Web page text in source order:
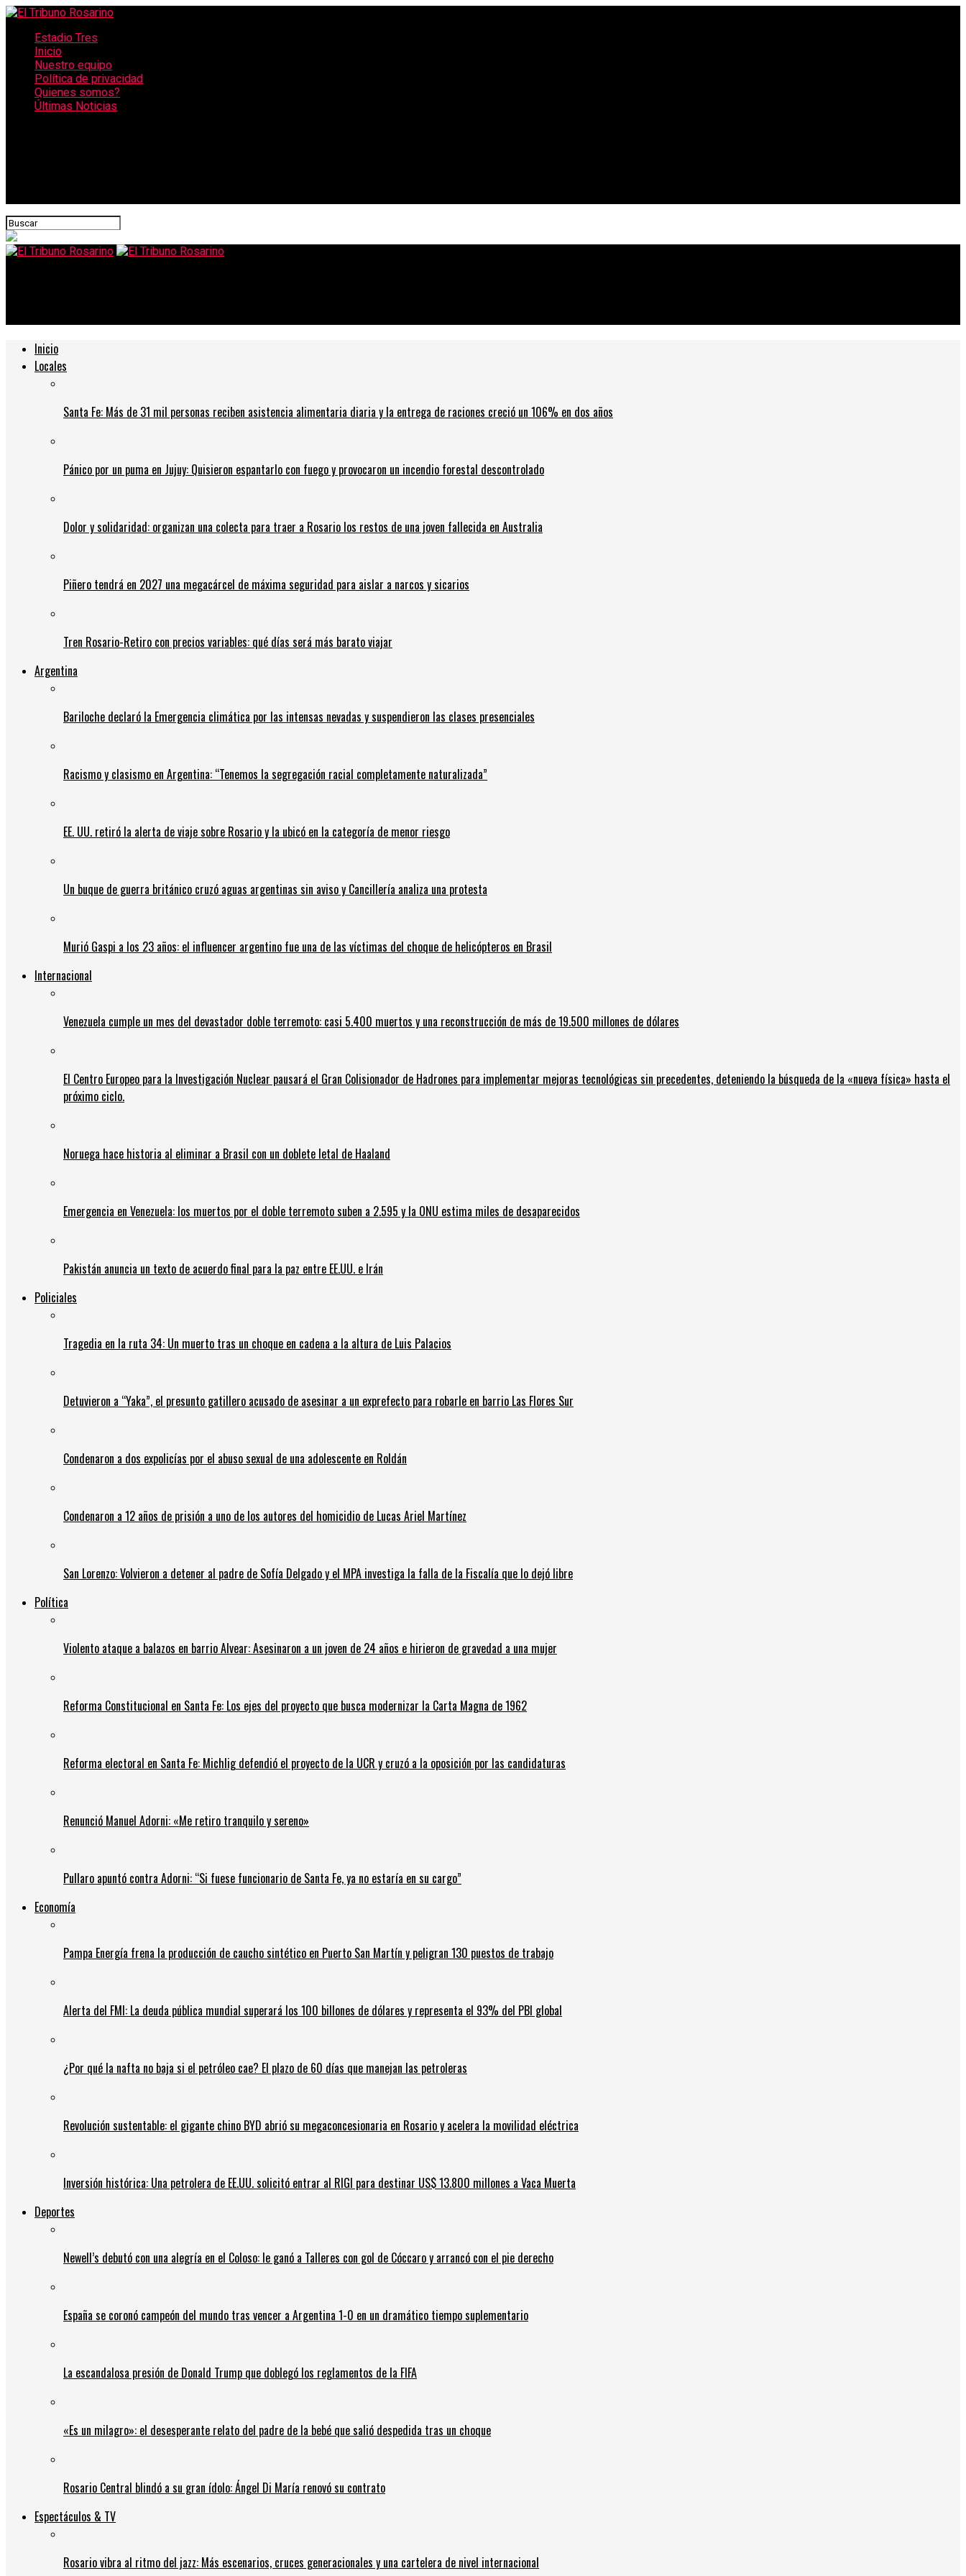
Estadio Tres
Inicio
Nuestro equipo
Política de privacidad
Quienes somos?
Últimas Noticias
Inicio
Locales
Santa Fe: Más de 31 mil personas reciben asistencia alimentaria diaria y la entrega de raciones creció un 106% en dos años
Pánico por un puma en Jujuy: Quisieron espantarlo con fuego y provocaron un incendio forestal descontrolado
Dolor y solidaridad: organizan una colecta para traer a Rosario los restos de una joven fallecida en Australia
Piñero tendrá en 2027 una megacárcel de máxima seguridad para aislar a narcos y sicarios
Tren Rosario-Retiro con precios variables: qué días será más barato viajar
Argentina
Bariloche declaró la Emergencia climática por las intensas nevadas y suspendieron las clases presenciales
Racismo y clasismo en Argentina: “Tenemos la segregación racial completamente naturalizada”
EE. UU. retiró la alerta de viaje sobre Rosario y la ubicó en la categoría de menor riesgo
Un buque de guerra británico cruzó aguas argentinas sin aviso y Cancillería analiza una protesta
Murió Gaspi a los 23 años: el influencer argentino fue una de las víctimas del choque de helicópteros en Brasil
Internacional
Venezuela cumple un mes del devastador doble terremoto: casi 5.400 muertos y una reconstrucción de más de 19.500 millones de dólares
El Centro Europeo para la Investigación Nuclear pausará el Gran Colisionador de Hadrones para implementar mejoras tecnológicas sin precedentes, deteniendo la búsqueda de la «nueva física» hasta el
próximo ciclo.
Noruega hace historia al eliminar a Brasil con un doblete letal de Haaland
Emergencia en Venezuela: los muertos por el doble terremoto suben a 2.595 y la ONU estima miles de desaparecidos
Pakistán anuncia un texto de acuerdo final para la paz entre EE.UU. e Irán
Policiales
Tragedia en la ruta 34: Un muerto tras un choque en cadena a la altura de Luis Palacios
Detuvieron a “Yaka”, el presunto gatillero acusado de asesinar a un exprefecto para robarle en barrio Las Flores Sur
Condenaron a dos expolicías por el abuso sexual de una adolescente en Roldán
Condenaron a 12 años de prisión a uno de los autores del homicidio de Lucas Ariel Martínez
San Lorenzo: Volvieron a detener al padre de Sofía Delgado y el MPA investiga la falla de la Fiscalía que lo dejó libre
Política
Violento ataque a balazos en barrio Alvear: Asesinaron a un joven de 24 años e hirieron de gravedad a una mujer
Reforma Constitucional en Santa Fe: Los ejes del proyecto que busca modernizar la Carta Magna de 1962
Reforma electoral en Santa Fe: Michlig defendió el proyecto de la UCR y cruzó a la oposición por las candidaturas
Renunció Manuel Adorni: «Me retiro tranquilo y sereno»
Pullaro apuntó contra Adorni: “Si fuese funcionario de Santa Fe, ya no estaría en su cargo”
Economía
Pampa Energía frena la producción de caucho sintético en Puerto San Martín y peligran 130 puestos de trabajo
Alerta del FMI: La deuda pública mundial superará los 100 billones de dólares y representa el 93% del PBI global
¿Por qué la nafta no baja si el petróleo cae? El plazo de 60 días que manejan las petroleras
Revolución sustentable: el gigante chino BYD abrió su megaconcesionaria en Rosario y acelera la movilidad eléctrica
Inversión histórica: Una petrolera de EE.UU. solicitó entrar al RIGI para destinar US$ 13.800 millones a Vaca Muerta
Deportes
Newell’s debutó con una alegría en el Coloso: le ganó a Talleres con gol de Cóccaro y arrancó con el pie derecho
España se coronó campeón del mundo tras vencer a Argentina 1-0 en un dramático tiempo suplementario
La escandalosa presión de Donald Trump que doblegó los reglamentos de la FIFA
«Es un milagro»: el desesperante relato del padre de la bebé que salió despedida tras un choque
Rosario Central blindó a su gran ídolo: Ángel Di María renovó su contrato
Espectáculos & TV
Rosario vibra al ritmo del jazz: Más escenarios, cruces generacionales y una cartelera de nivel internacional